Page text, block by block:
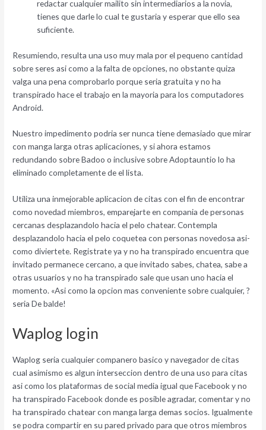
redactar cualquier mailito sin intermediarios a la novia,
tienes que darle lo cual te gustaria y esperar que ello sea
suficiente.
Resumiendo, resulta una uso muy mala por el pequeno cantidad
sobre seres asi­ como a la falta de opciones, no obstante quiza
valga una pena comprobarlo porque seri­a gratuita y no ha
transpirado hace el trabajo en la mayoria para los computadores
Android.
Nuestro impedimento podri­a ser nunca tiene demasiado que mirar
con manga larga otras aplicaciones, y si ahora estamos
redundando sobre Badoo o inclusive sobre Adoptauntio lo ha
eliminado completamente de el lista.
Utiliza una inmejorable aplicacion de citas con el fin de encontrar
como novedad miembros, emparejarte en compania de personas
cercanas desplazandolo hacia el pelo chatear. Contempla
desplazandolo hacia el pelo coquetea con personas novedosa asi­
como diviertete. Registrate ya y no ha transpirado encuentra que
invitado permanece cercano, a que invitado sabes, chatea, sabe a
otras usuarios y no ha transpirado sale que usan uno hacia el
momento. «Asi­ como la opcion mas conveniente sobre cualquier, ?
seri­a De balde!
Waplog login
Waplog seri­a cualquier companero basico y navegador de citas
cual asimismo es algun interseccion dentro de una uso para citas
asi­ como los plataformas de social media igual que Facebook y no
ha transpirado Facebook donde es posible agradar, comentar y no
ha transpirado chatear con manga larga demas socios. Igualmente
se podra compartir en su pared privado para que otros miembros